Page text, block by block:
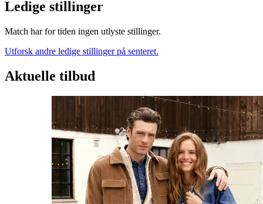
Ledige stillinger
Match har for tiden ingen utlyste stillinger.
Utforsk andre ledige stillinger på senteret.
Aktuelle tilbud